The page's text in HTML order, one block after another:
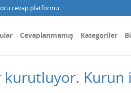
cevap platformu
Cevaplanmamış Kategoriler
kurutluyor. Kurun